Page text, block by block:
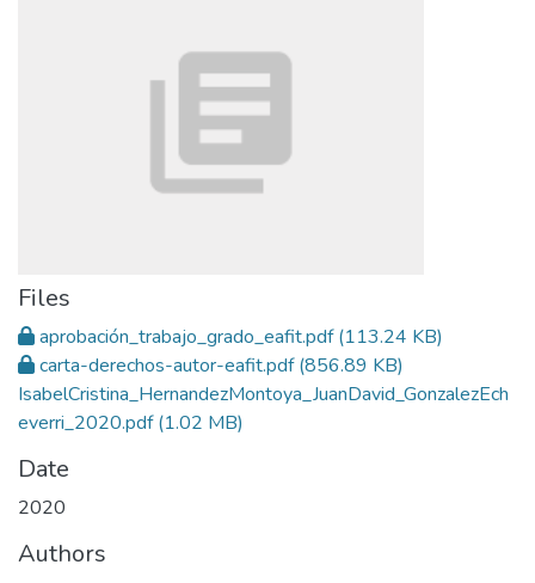
Files
aprobación_trabajo_grado_eafit.pdf(113.24 KB)
carta-derechos-autor-eafit.pdf(856.89 KB)
IsabelCristina_HernandezMontoya_JuanDavid_GonzalezEch
everri_2020.pdf(1.02 MB)
Date
2020
Authors